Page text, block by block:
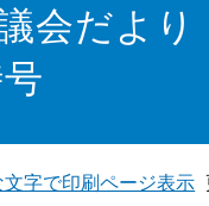
会だより
文字で印刷ページ表示